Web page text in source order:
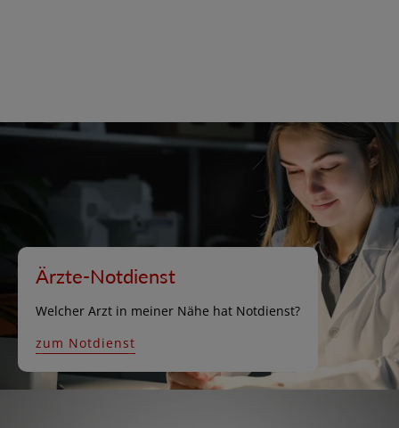
Ärzte-Notdienst
Welcher Arzt in meiner Nähe hat Notdienst?
zum Notdienst